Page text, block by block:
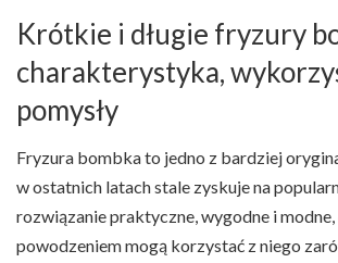
Krótkie i długie fryzury
charakterystyka,
pomysły
Fryzura bombka to jedno z bardziej
w ostatnich latach stale zyskuje na
rozwiązanie praktyczne, wygodne i
powodzeniem mogą korzystać z niego